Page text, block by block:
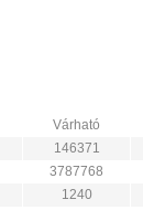
Várható
146371
3787768
1240